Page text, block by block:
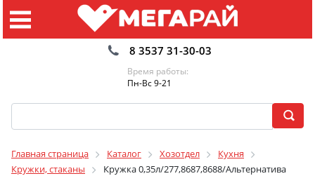
8 3537 31-30-03
Время работы:
Пн-Вс 9-21
Главная страница Каталог Хозотдел
Кухня
Кружки, стаканы
Кружка 0,35л/277,8687,8688/Альтернатива